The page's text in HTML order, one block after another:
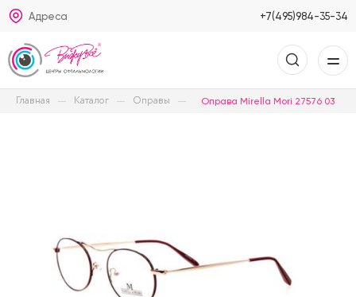
Адреса +7(495)984-35-34
Главная Каталог Оправы Оправа Mirella Mori 27576 03